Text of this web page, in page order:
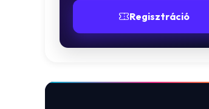
Regisztráció